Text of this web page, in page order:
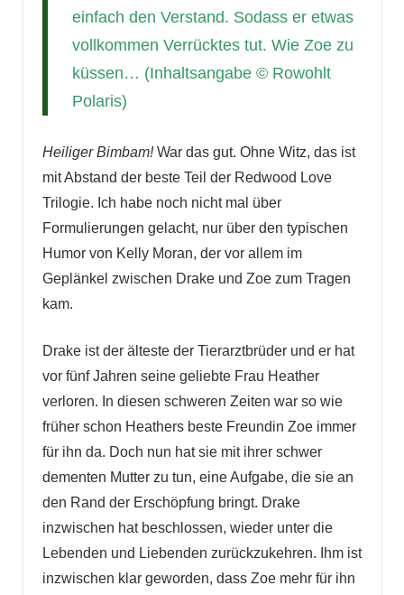
einfach den Verstand. Sodass er etwas
vollkommen Verrücktes tut. Wie Zoe zu
küssen… (Inhaltsangabe © Rowohlt
Polaris)
Heiliger Bimbam!War das gut. Ohne Witz, das ist
mit Abstand der beste Teil der Redwood Love
Trilogie. Ich habe noch nicht mal über
Formulierungen gelacht, nur über den typischen
Humor von Kelly Moran, der vor allem im
Geplänkel zwischen Drake und Zoe zum Tragen
kam.
Drake ist der älteste der Tierarztbrüder und er hat
vor fünf Jahren seine geliebte Frau Heather
verloren. In diesen schweren Zeiten war so wie
früher schon Heathers beste Freundin Zoe immer
für ihn da. Doch nun hat sie mit ihrer schwer
dementen Mutter zu tun, eine Aufgabe, die sie an
den Rand der Erschöpfung bringt. Drake
inzwischen hat beschlossen, wieder unter die
Lebenden und Liebenden zurückzukehren. Ihm ist
inzwischen klar geworden, dass Zoe mehr für ihn